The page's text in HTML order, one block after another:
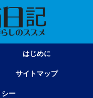
はじめに
サイトマップ
シー